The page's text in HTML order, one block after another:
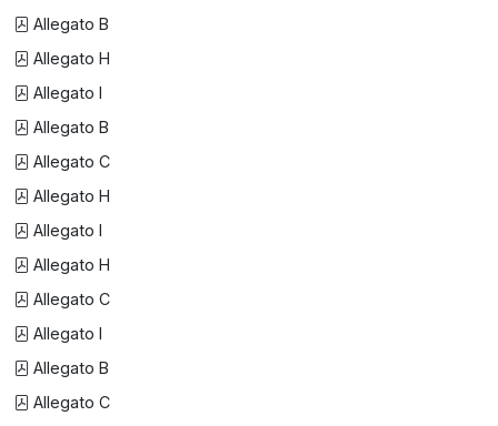
Allegato B
Allegato H
Allegato I
Allegato B
Allegato C
Allegato H
Allegato I
Allegato H
Allegato C
Allegato I
Allegato B
Allegato C